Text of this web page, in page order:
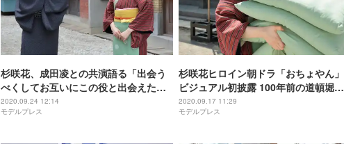
杉咲花、成田凌との共演語る「出会う
べくしてお互いにこの役と出会えたの
では」＜朝ドラ「おちょやん」撮影レ
ポート＞
2020.09.24 12:14
モデルプレス
杉咲花ヒロイン朝ドラ「おちょやん」
ビジュアル初披露 100年前の道頓堀を
全力疾走
2020.09.17 11:29
モデルプレス